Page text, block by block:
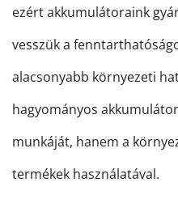
ezért akkumulátoraink
vesszük a
alacsonyabb környezeti
hagyományos
munkáját, hanem a
termékek használatával.